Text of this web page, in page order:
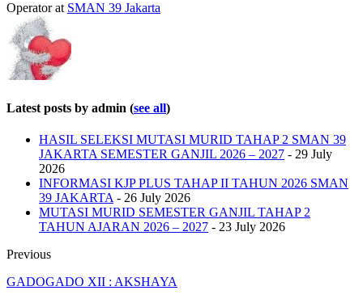
Operatorat SMAN 39 Jakarta
Latest posts by admin (see all)
HASIL SELEKSI MUTASI MURID TAHAP 2 SMAN 39
JAKARTA SEMESTER GANJIL 2026 – 2027 - 29 July
2026
INFORMASI KJP PLUS TAHAP II TAHUN 2026 SMAN
39 JAKARTA - 26 July 2026
MUTASI MURID SEMESTER GANJIL TAHAP 2
TAHUN AJARAN 2026 – 2027 - 23 July 2026
Previous
GADOGADO XII : AKSHAYA